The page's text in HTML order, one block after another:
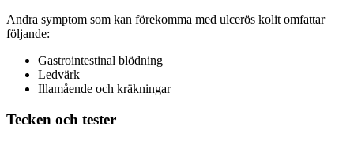
Andra symptom som kan förekomma med ulcerös kolit omfattar
följande:
Gastrointestinal blödning
Ledvärk
Illamående och kräkningar
Tecken och tester